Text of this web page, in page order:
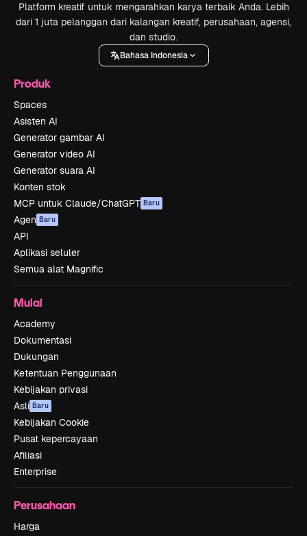
Platform kreatif untuk mengarahkan karya terbaik Anda. Lebih
dari 1 juta pelanggan dari kalangan kreatif, perusahaan, agensi,
dan studio.
Bahasa Indonesia
Produk
Spaces
Asisten AI
Generator gambar AI
Generator video AI
Generator suara AI
Konten stok
MCP untuk Claude/ChatGPT Baru
Agen Baru
API
Aplikasi seluler
Semua alat Magnific
Mulai
Academy
Dokumentasi
Dukungan
Ketentuan Penggunaan
Kebijakan privasi
Asli Baru
Kebijakan Cookie
Pusat kepercayaan
Afiliasi
Enterprise
Perusahaan
Harga